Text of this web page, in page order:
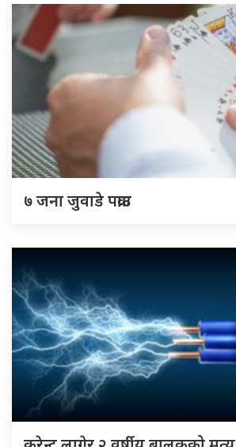
७ जना जुवाडे पक्राउ